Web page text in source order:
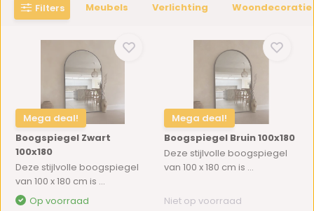
Filters Meubels Verlichting Woondecoratie
Mega deal!
Boogspiegel Zwart
100x180
Deze stijlvolle boogspiegel
van 100 x 180 cm is ...
Op voorraad
Mega deal!
Boogspiegel Bruin 100x180
Deze stijlvolle boogspiegel
van 100 x 180 cm is ...
Niet op voorraad